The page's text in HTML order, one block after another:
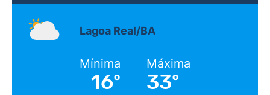
Lagoa Real/BA
Mínima
16º
Máxima
33º